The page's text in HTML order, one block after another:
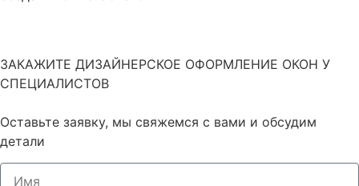
ЗАКАЖИТЕ ДИЗАЙНЕРСКОЕ ОФОРМЛЕНИЕ ОКОН У
СПЕЦИАЛИСТОВ
Оставьте заявку, мы свяжемся с вами и обсудим
детали